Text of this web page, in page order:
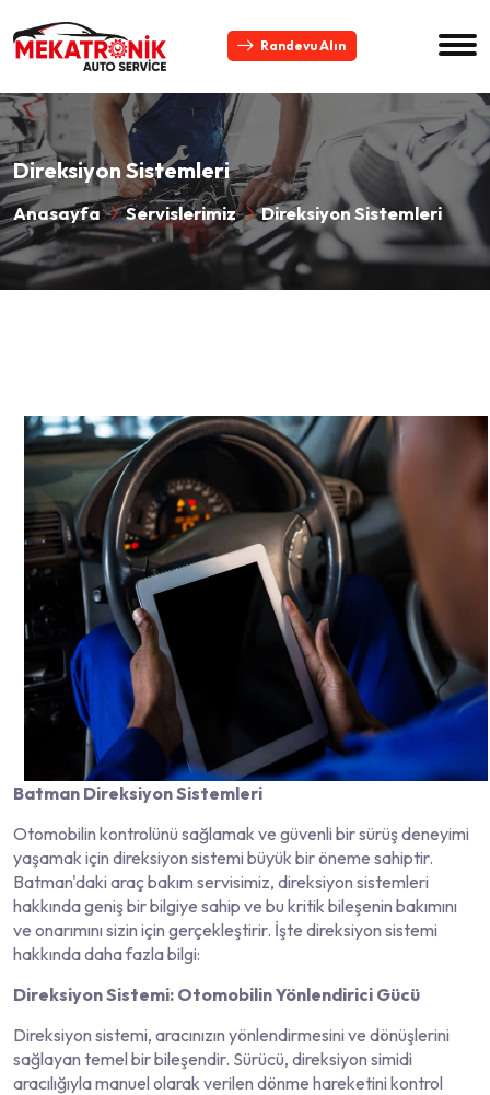
Randevu Alın
Direksiyon Sistemleri
Anasayfa Servislerimiz Direksiyon Sistemleri
Batman Direksiyon Sistemleri
Otomobilin kontrolünü sağlamak ve güvenli bir sürüş deneyimi
yaşamak için direksiyon sistemi büyük bir öneme sahiptir.
Batman'daki araç bakım servisimiz, direksiyon sistemleri
hakkında geniş bir bilgiye sahip ve bu kritik bileşenin bakımını
ve onarımını sizin için gerçekleştirir. İşte direksiyon sistemi
hakkında daha fazla bilgi:
Direksiyon Sistemi: Otomobilin Yönlendirici Gücü
Direksiyon sistemi, aracınızın yönlendirmesini ve dönüşlerini
sağlayan temel bir bileşendir. Sürücü, direksiyon simidi
aracılığıyla manuel olarak verilen dönme hareketini kontrol